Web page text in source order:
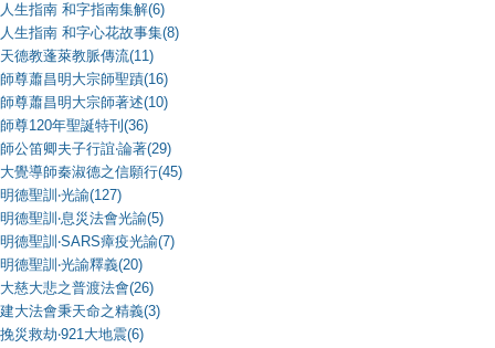
人生指南 和字指南集解(6)
人生指南 和字心花故事集(8)
天德教蓬萊教脈傳流(11)
師尊蕭昌明大宗師聖蹟(16)
師尊蕭昌明大宗師著述(10)
師尊120年聖誕特刊(36)
師公笛卿夫子行誼‧論著(29)
大覺導師秦淑德之信願行(45)
明德聖訓‧光諭(127)
明德聖訓‧息災法會光諭(5)
明德聖訓‧SARS瘴疫光諭(7)
明德聖訓‧光諭釋義(20)
大慈大悲之普渡法會(26)
建大法會秉天命之精義(3)
挽災救劫‧921大地震(6)